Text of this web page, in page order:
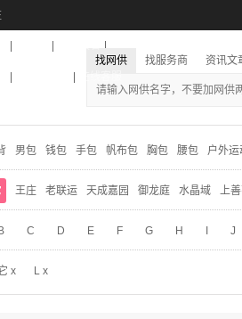
找网供 找服务商 资讯文
男包 钱包 手包 帆布包 胸包 腰包 户外运
王庄 老联运 天成嘉园 御龙庭 水晶域 上
B C D E F G H J
x L x